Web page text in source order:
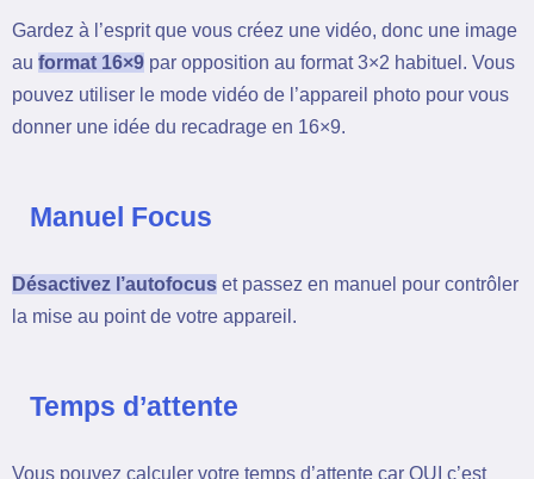
Gardez à l’esprit que vous créez une vidéo, donc une image
au format 16×9 par opposition au format 3×2 habituel. Vous
pouvez utiliser le mode vidéo de l’appareil photo pour vous
donner une idée du recadrage en 16×9.
Manuel Focus
Désactivez l’autofocus et passez en manuel pour contrôler
la mise au point de votre appareil.
Temps d’attente
Vous pouvez calculer votre temps d’attente car OUI c’est